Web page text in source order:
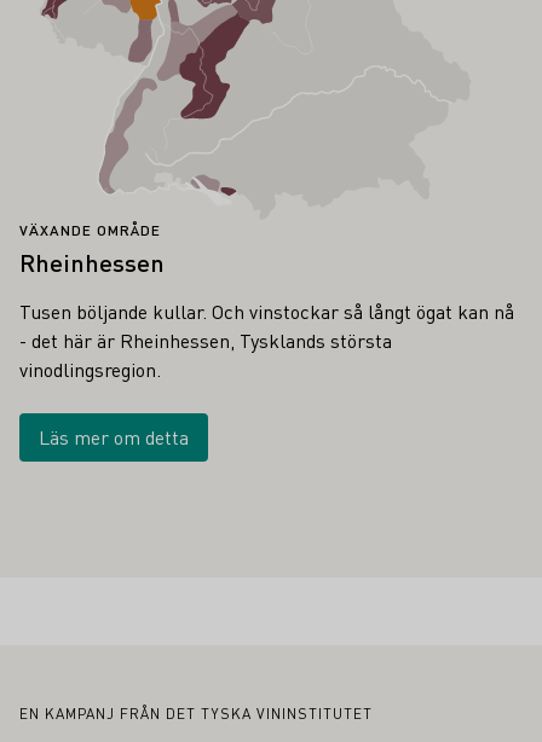
VÄXANDE OMRÅDE
Rheinhessen
Tusen böljande kullar. Och vinstockar så långt ögat kan nå
- det här är Rheinhessen, Tysklands största
vinodlingsregion.
Läs mer om detta
Sidfot
EN KAMPANJ FRÅN DET TYSKA VININSTITUTET